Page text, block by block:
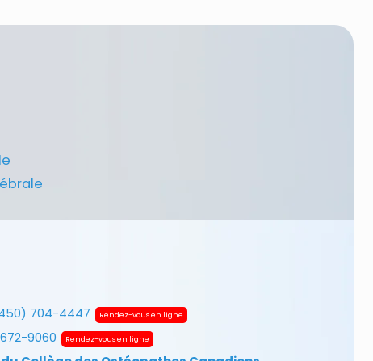
704-4447 Rendez-vous en ligne
9060 Rendez-vous en ligne